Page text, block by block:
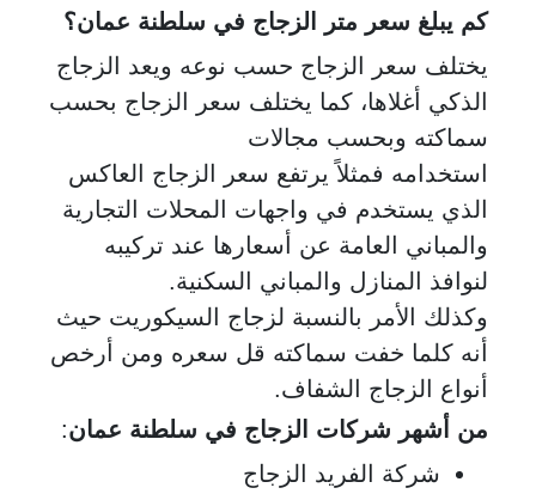
كم يبلغ سعر متر الزجاج في سلطنة عمان؟
يختلف سعر الزجاج حسب نوعه ويعد الزجاج
الذكي أغلاها، كما يختلف سعر الزجاج بحسب
سماكته وبحسب مجالات
استخدامه فمثلاً يرتفع سعر الزجاج العاكس
الذي يستخدم في واجهات المحلات التجارية
والمباني العامة عن أسعارها عند تركيبه
لنوافذ المنازل والمباني السكنية.
وكذلك الأمر بالنسبة لزجاج السيكوريت حيث
أنه كلما خفت سماكته قل سعره ومن أرخص
أنواع الزجاج الشفاف.
من أشهر شركات الزجاج في سلطنة عمان:
شركة الفريد الزجاج